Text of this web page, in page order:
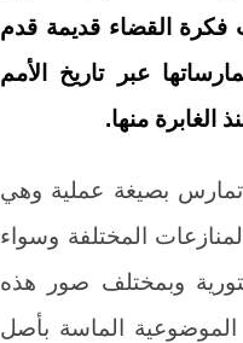
فكرة القضاء قديمة قدم
عبر تاريخ الأمم
الغابرة منها.
بصيغة عملية وهي
المختلفة وسواء
وبمختلف صور هذه
الموضوعية الماسة بأصل